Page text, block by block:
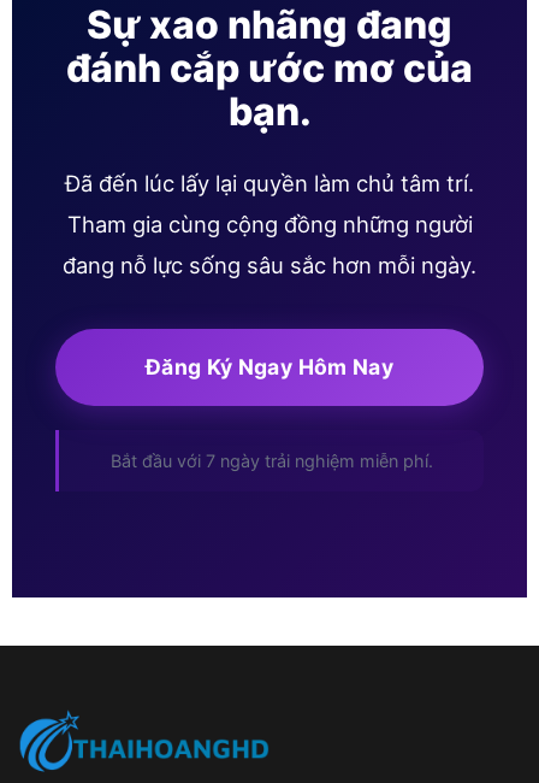
Sự xao nhãng đang
đánh cắp ước mơ của
bạn.
Đã đến lúc lấy lại quyền làm chủ tâm trí.
Tham gia cùng cộng đồng những người
đang nỗ lực sống sâu sắc hơn mỗi ngày.
Đăng Ký Ngay Hôm Nay
Bắt đầu với 7 ngày trải nghiệm miễn phí.